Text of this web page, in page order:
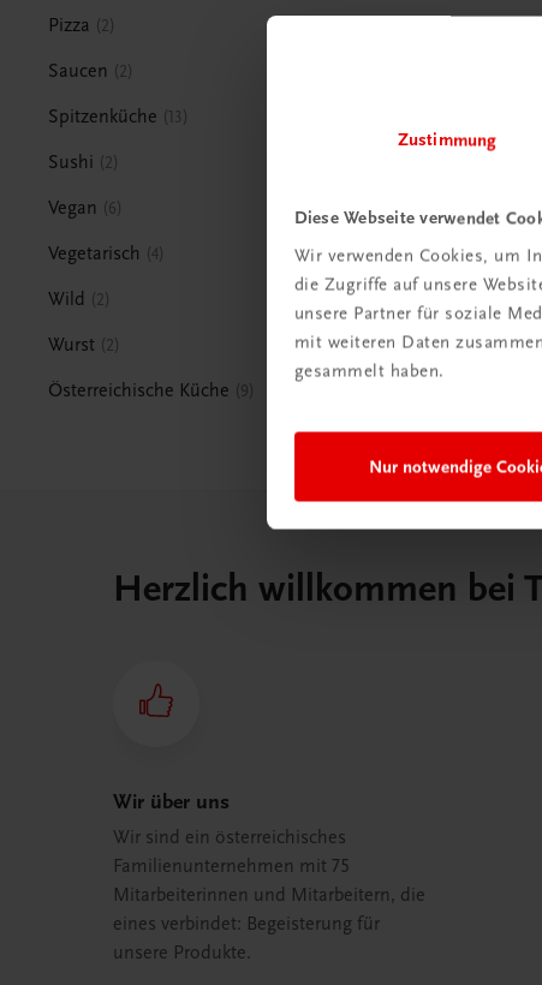
Zustimmung
Diese Webseite verwendet
Wir verwenden Cookies, um
die Zugriffe auf unsere
unsere Partner für soziale
mit weiteren Daten
gesammelt haben.
Nur notwendige
Pizza 2
Saucen 2
Spitzenküche 13
Sushi 2
Vegan 6
Vegetarisch 4
Wild 2
Wurst 2
Österreichische Küche 9
Herzlich willkommen bei
Wir über uns
Wir sind ein österreichisches
Familienunternehmen mit 75
Mitarbeiterinnen und Mitarbeitern, die
eines verbindet: Begeisterung für
unsere Produkte.